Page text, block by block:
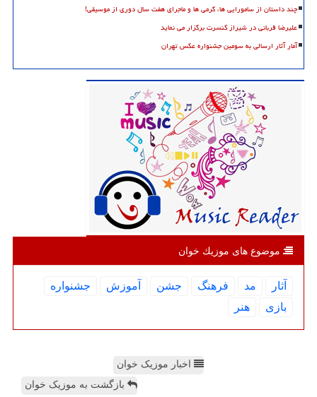
چند داستان از سامورایی ها، گرمی ها و ماجرای هفت سال دوری از موسیقی!
علیرضا قربانی در شیراز کنسرت برگزار می نماید
آمار آثار ارسالی به سومین جشنواره عکس تهران
موضوع های موزیك خوان
آثار مد فرهنگ جشن آموزش
جشنواره
بازی
هنر
اخبار موزیک خوان
بازگشت به موزیک خوان